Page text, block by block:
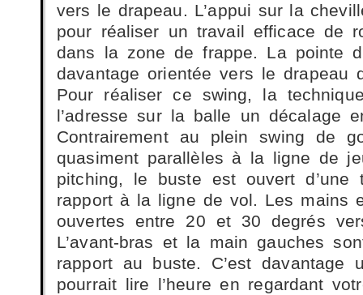
vers le drapeau. L’appui sur la
pour réaliser un travail efficace de
dans la zone de frappe. La pointe
davantage orientée vers le drapeau
Pour réaliser ce swing, la
l’adresse sur la balle un décalage
Contrairement au plein swing de
quasiment parallèles à la ligne de
pitching, le buste est ouvert d’une
rapport à la ligne de vol. Les mains
ouvertes entre 20 et 30 degrés
L’avant-bras et la main gauches
rapport au buste. C’est
pourrait lire l’heure en regardant